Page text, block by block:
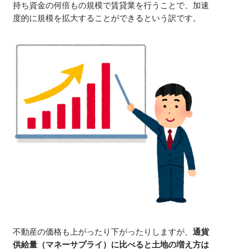
持ち資金の何倍もの規模で賃貸業を行うことで、加速
度的に規模を拡大することができるという訳です。
不動産の価格も上がったり下がったりしますが、 通貨
供給量（マネーサプライ）に比べると土地の増え方は